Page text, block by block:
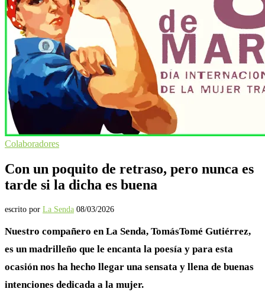
Colaboradores
Con un poquito de retraso, pero nunca es
tarde si la dicha es buena
escrito por La Senda 08/03/2026
Nuestro compañero en La Senda, TomásTomé Gutiérrez,
es un madrilleño que le encanta la poesía y para esta
ocasión nos ha hecho llegar una sensata y llena de buenas
intenciones dedicada a la mujer.